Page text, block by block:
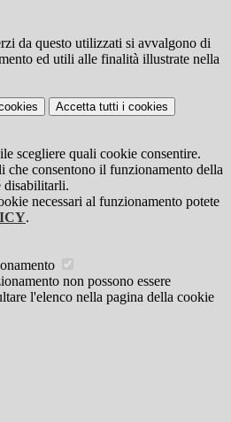
da questo utilizzati si avvalgono di
ed utili alle finalità illustrate nella
Accetta tutti i cookies
scegliere quali cookie consentire.
che consentono il funzionamento della
disabilitarli.
necessari al funzionamento potete
.
non possono essere
l'elenco nella pagina della cookie